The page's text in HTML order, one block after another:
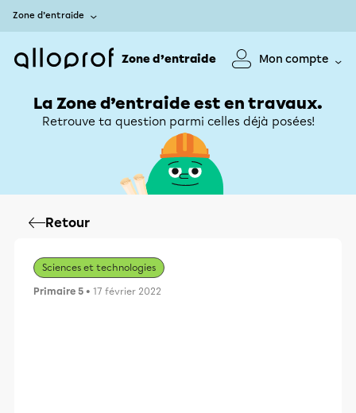
Zone d’entraide
Zone d’entraide Mon compte
La Zone d’entraide est en travaux.
Retrouve ta question parmi celles déjà posées!
Retour
Sciences et technologies
Primaire 5 • 17 février 2022